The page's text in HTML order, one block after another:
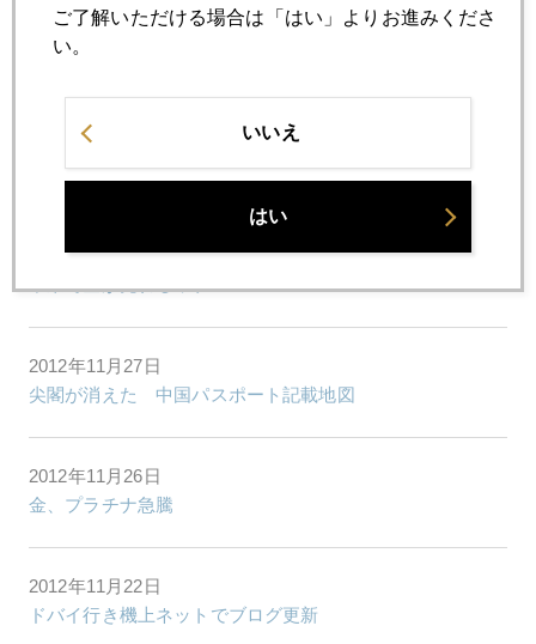
2012年11月29日
中国二人っ子政策へ転換の兆し
2012年11月28日
中東で金が売れるワケ
2012年11月27日
尖閣が消えた 中国パスポート記載地図
2012年11月26日
金、プラチナ急騰
2012年11月22日
ドバイ行き機上ネットでブログ更新
ご了解いただける場合は「はい」よりお進みくださ
い。
いいえ
はい